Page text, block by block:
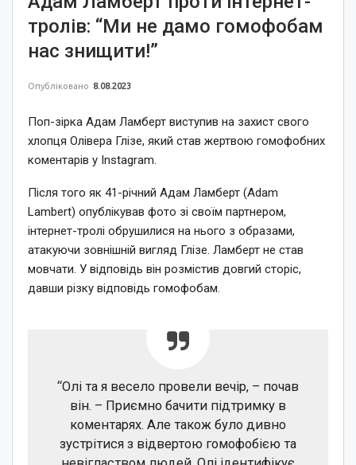
тролів: “Ми не дамо гомофобам
нас знищити!”
Опубліковано 8.08.2023
Поп-зірка Адам Ламберт виступив на захист свого
хлопця Олівера Глізе, який став жертвою гомофобних
коментарів у Instagram.
Після того як 41-річний Адам Ламберт (Adam
Lambert) опублікував фото зі своїм партнером,
інтернет-тролі обрушилися на нього з образами,
атакуючи зовнішній вигляд Глізе. Ламберт не став
мовчати. У відповідь він розмістив довгий сторіс,
давши різку відповідь гомофобам.
“Олі та я весело провели вечір, – почав
він. – Приємно бачити підтримку в
коментарях. Але також було дивно
зустрітися з відвертою гомофобією та